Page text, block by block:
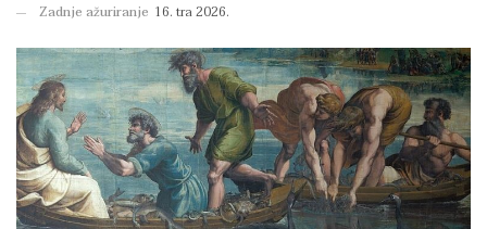
Zadnje ažuriranje 16. tra 2026.